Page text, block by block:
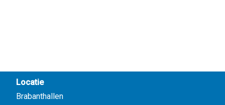
Locatie
Brabanthallen